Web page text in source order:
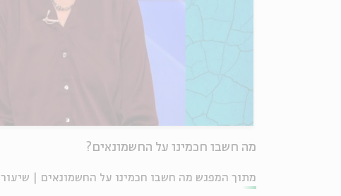
מה חשבו חכמינו על החשמונאים?
מתוך המפגש מה חשבו חכמינו על החשמונאים | שיעור 1 - נס פך השמן | פרופ' ורד נעם שהתקיים ב-22.12.24